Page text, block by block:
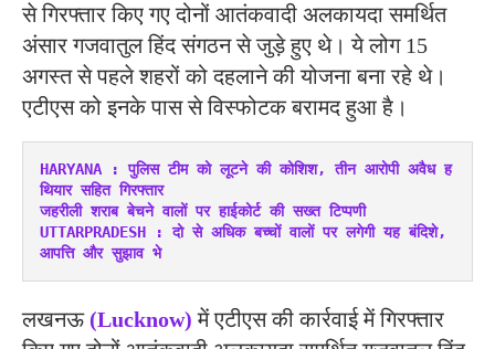
से गिरफ्तार किए गए दोनों आतंकवादी अलकायदा समर्थित
अंसार गजवातुल हिंद संगठन से जुड़े हुए थे। ये लोग 15
अगस्त से पहले शहरों को दहलाने की योजना बना रहे थे।
एटीएस को इनके पास से विस्फोटक बरामद हुआ है।
HARYANA : पुलिस टीम को लूटने की कोशिश, तीन आरोपी अवैध ह
थियार सहित गिरफ्तार
जहरीली शराब बेचने वालों पर हाईकोर्ट की सख्त टिप्पणी
UTTARPRADESH : दो से अधिक बच्चों वालों पर लगेगी यह बंदिशे,
आपत्ति और सुझाव भे
लखनऊ(Lucknow) में एटीएस की कार्रवाई में गिरफ्तार